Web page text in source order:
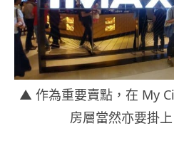
▲ 作為重要賣點，在 My
房層當然亦要掛